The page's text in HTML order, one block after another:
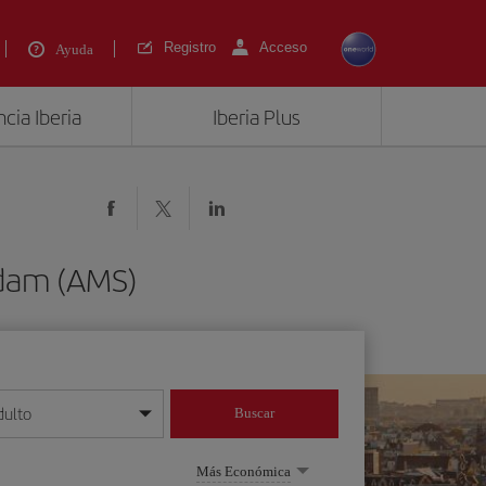
Ayuda Registro Acceso
Iberia Iberia Plus
(AMS)
mes/año
Buscar
Más Económica